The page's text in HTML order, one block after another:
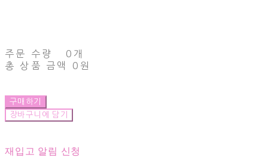
주문 수량
0개
총 상품 금액
0원
구매하기
장바구니에 담기
재입고 알림 신청